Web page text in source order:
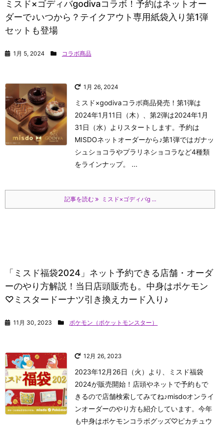
ミスド×ゴディバgodivaコラボ！予約はネットオー
ダーで♪いつから？テイクアウト専用紙袋入り第1弾
セットも登場
1月 5, 2024 コラボ商品
1月 26, 2024
ミスド×godivaコラボ商品発売！第1弾は
2024年1月11日（木）、第2弾は2024年1月
31日（水）よりスタートします。予約は
MISDOネットオーダーから♪第1弾ではガナッ
シュショコラやプラリネショコラなど4種類
をラインナップ。 ...
記事を読む ミスド×ゴディバg ...
「ミスド福袋2024」ネット予約できる店舗・オーダ
ーのやり方解説！当日店頭販売も。中身はポケモン
♡ミスタードーナツ引き換えカード入り♪
11月 30, 2023 ポケモン（ポケットモンスター）
12月 26, 2023
2023年12月26日（火）より、ミスド福袋
2024が販売開始！店頭やネットで予約もで
きるので店舗検索してみてね♪misdoオンライ
ンオーダーのやり方も紹介しています。今年
も中身はポケモンコラボグッズ♡ピカチュウ